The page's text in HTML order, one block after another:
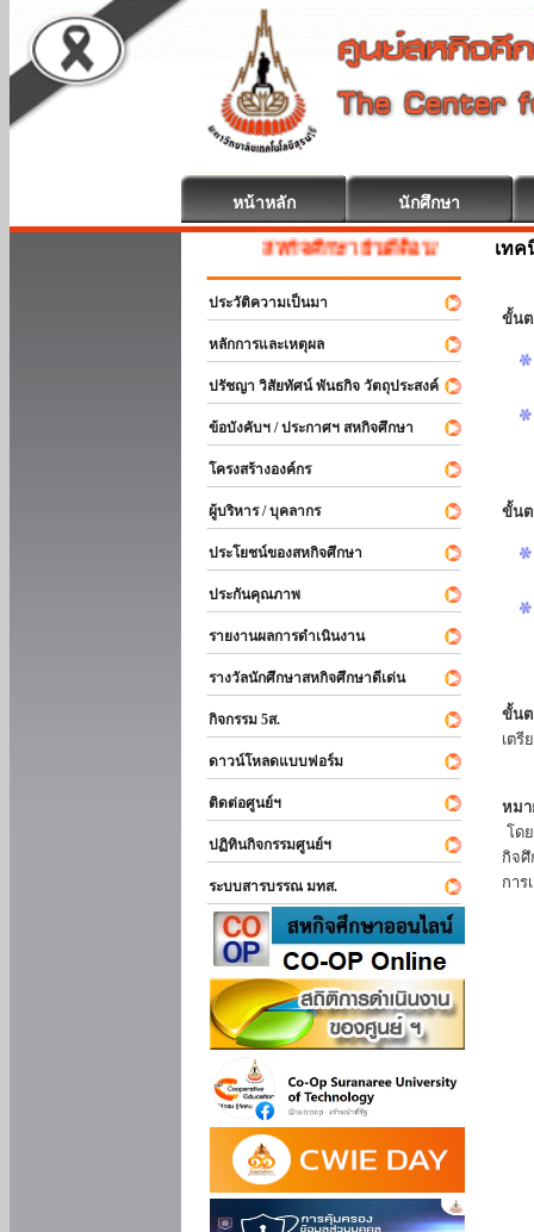
หน้าหลัก นักศึกษา
สหกิจศึกษา ยินดีต้อนรับ
ประวัติความเป็นมา
หลักการและเหตุผล
ปรัชญา วิสัยทัศน์ พันธกิจ วัตถุประสงค์
ข้อบังคับฯ / ประกาศฯ สหกิจศึกษา
โครงสร้างองค์กร
ผู้บริหาร / บุคลากร
ประโยชน์ของสหกิจศึกษา
ประกันคุณภาพ
รายงานผลการดำเนินงาน
รางวัลนักศึกษาสหกิจศึกษาดีเด่น
กิจกรรม 5ส.
ดาวน์โหลดแบบฟอร์ม
ติดต่อศูนย์ฯ
ปฏิทินกิจกรรมศูนย์ฯ
ระบบสารบรรณ มทส.
เทค
ขั้นต
ขั้นต
ขั้น
เตรี
หมา
โด
กิจ
การ